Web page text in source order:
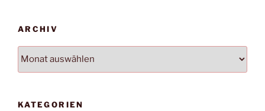
ARCHIV
KATEGORIEN